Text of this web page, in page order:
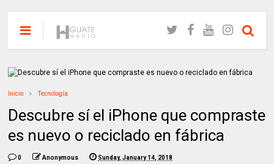
Inicio Tecnología
Descubre sí el iPhone que compraste
es nuevo o reciclado en fábrica
0 Anonymous Sunday, January 14, 2018